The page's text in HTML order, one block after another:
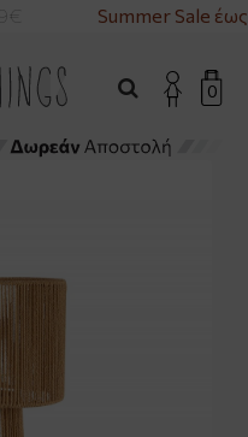
Summer Sale
0